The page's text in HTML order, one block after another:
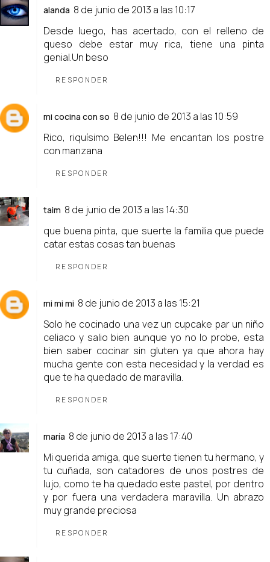
alanda 8 de junio de 2013 a las 10:17
Desde luego, has acertado, con el relleno de
queso debe estar muy rica, tiene una pinta
genial.Un beso
RESPONDER
mi cocina con so 8 de junio de 2013 a las 10:59
Rico, riquísimo Belen!!! Me encantan los postre
con manzana
RESPONDER
taim 8 de junio de 2013 a las 14:30
que buena pinta, que suerte la familia que puede
catar estas cosas tan buenas
RESPONDER
mi mi mi 8 de junio de 2013 a las 15:21
Solo he cocinado una vez un cupcake par un niño
celiaco y salio bien aunque yo no lo probe, esta
bien saber cocinar sin gluten ya que ahora hay
mucha gente con esta necesidad y la verdad es
que te ha quedado de maravilla.
RESPONDER
maría 8 de junio de 2013 a las 17:40
Mi querida amiga, que suerte tienen tu hermano, y
tu cuñada, son catadores de unos postres de
lujo, como te ha quedado este pastel, por dentro
y por fuera una verdadera maravilla. Un abrazo
muy grande preciosa
RESPONDER